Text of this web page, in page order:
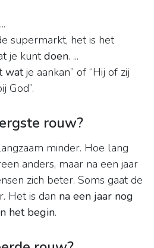
supermarkt, het is het
je kuntdoen. ...
watje aankan” of “Hij of zij
God”.
rouw?
minder. Hoe lang
anders, maar na een jaar
zich beter. Soms gaat de
Het is dan na een jaar nog
het begin.